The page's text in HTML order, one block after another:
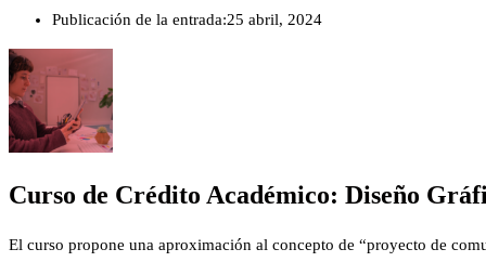
Publicación de la entrada:25 abril, 2024
Curso de Crédito Académico: Diseño
El curso propone una aproximación al concepto de “proyecto de